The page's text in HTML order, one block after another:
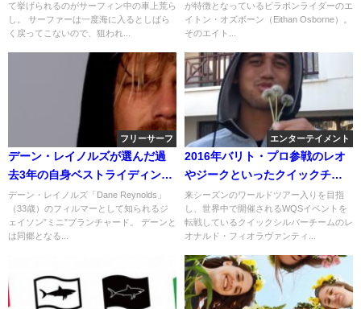
て挙げられるのがサーフィン中の車上荒ら
し。 サーファーは一度海に入るとしばら
く戻ってこないので、狙われ...
が特徴となっているビラボンライダーのエ
イトン・オズボーン（Eithan Osborne）。
そのエイト...
フリーサーフ
デーン・レイノルズが選んだ過
去3年の自身ベストライディング
動画
デーン・レイノルズ「Dane Reynolds」
（33歳）のフィルマーとして知られるジ
ェイソン”ミニ”ブランチャード。 デーンと
は同郷となる...
エンターテイメント
2016年バリト・プロ参戦のレオ
やジークといったクイックチー
ムのホームビデオ動画
来シーズンのワールドツアー入りを目指
し、世界中で開催されるWQSイベントを
転戦しているクイックシルバーチームのレ
オナルド・フィオラヴァンティ...